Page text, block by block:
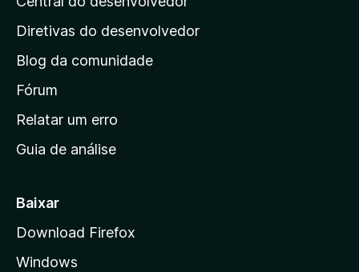
g
i
a
i
n
c
a
d
a
Diretivas do desenvolvedor
Blog da comunidade
Fórum
Relatar um erro
Guia de análise
Baixar
Download Firefox
Windows